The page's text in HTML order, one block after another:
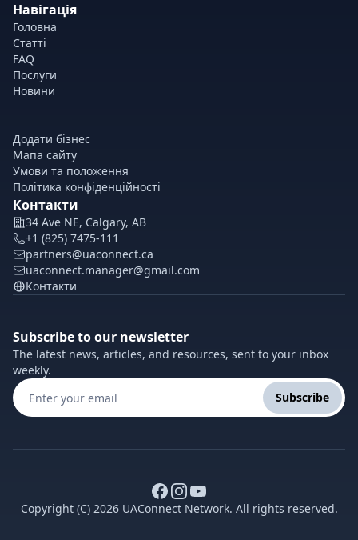
Навігація
Головна
Статті
FAQ
Послуги
Новини
Додати бізнес
Мапа сайту
Умови та положення
Політика конфіденційності
Контакти
34 Ave NE, Calgary, AB
+1 (825) 7475-111
partners@uaconnect.ca
uaconnect.manager@gmail.com
Контакти
Subscribe to our newsletter
The latest news, articles, and resources, sent to your inbox
weekly.
Subscribe
Copyright (C) 2026 UAConnect Network. All rights reserved.